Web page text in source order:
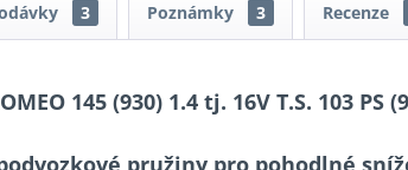
3 Poznámky 3 Recenze
145 (930) 1.4 tj. 16V T.S. 103
pružiny pro pohodlné